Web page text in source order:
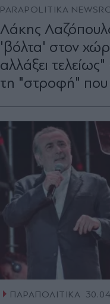
PARAPOLITIKA
Λάκης
'βόλτα' στον
αλλάξει
τη "στροφή" που
ΠΑΡΑΠΟΛΙΤΙΚΑ